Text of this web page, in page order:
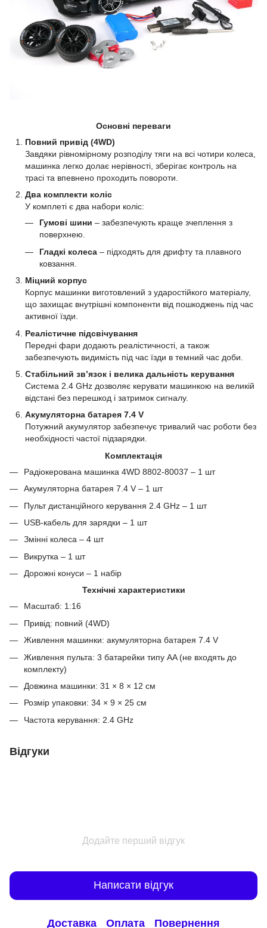
Основні переваги
Повний привід (4WD)
Завдяки рівномірному розподілу тяги на всі чотири колеса,
машинка легко долає нерівності, зберігає контроль на
трасі та впевнено проходить повороти.
Два комплекти коліс
У комплеті є два набори коліс:
Гумові шини – забезпечують краще зчеплення з
поверхнею.
Гладкі колеса – підходять для дрифту та плавного
ковзання.
Міцний корпус
Корпус машинки виготовлений з ударостійкого матеріалу,
що захищає внутрішні компоненти від пошкоджень під час
активної їзди.
Реалістичне підсвічування
Передні фари додають реалістичності, а також
забезпечують видимість під час їзди в темний час доби.
Стабільний зв’язок і велика дальність керування
Система 2.4 GHz дозволяє керувати машинкою на великій
відстані без перешкод і затримок сигналу.
Акумуляторна батарея 7.4 V
Потужний акумулятор забезпечує тривалий час роботи без
необхідності частої підзарядки.
Комплектація
Радіокерована машинка 4WD 8802-80037 – 1 шт
Акумуляторна батарея 7.4 V – 1 шт
Пульт дистанційного керування 2.4 GHz – 1 шт
USB-кабель для зарядки – 1 шт
Змінні колеса – 4 шт
Викрутка – 1 шт
Дорожні конуси – 1 набір
Технічні характеристики
Масштаб: 1:16
Привід: повний (4WD)
Живлення машинки: акумуляторна батарея 7.4 V
Живлення пульта: 3 батарейки типу AA (не входять до
комплекту)
Довжина машинки: 31 × 8 × 12 см
Розмір упаковки: 34 × 9 × 25 см
Частота керування: 2.4 GHz
Відгуки
Додайте перший відгук
Написати відгук
Доставка Оплата Повернення